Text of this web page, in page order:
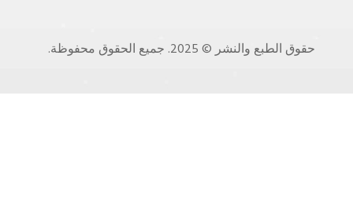
حقوق الطبع والنشر © 2025. جميع الحقوق محفوظة.